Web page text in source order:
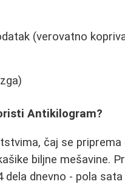
(verovatno
Antikilogram?
čaj se priprema
biljne mešavine.
dela dnevno - pola